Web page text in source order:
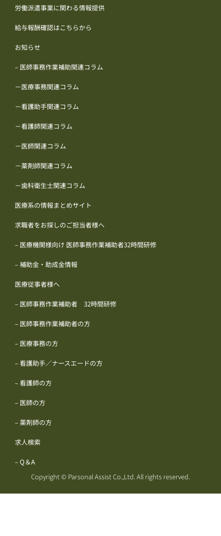
労働派遣事業に関わる情報提供
給与報酬確認はこちらから
お知らせ
– 医師事務作業補助関連コラム
－医療事務関連コラム
－看護助手関連コラム
－看護師関連コラム
－医師関連コラム
－薬剤師関連コラム
－歯科衛生士関連コラム
医療系の情報まとめサイト
求職者をお探しのご担当者様へ
– 医療機関様向け 医師事務作業補助者32時間研修
– 補助金・助成金情報
医療従事者様へ
– 医師事務作業補助者 32時間研修
– 医師事務作業補助者の方
– 医療事務の方
– 看護助手／ナースエードの方
– 看護師の方
– 医師の方
– 薬剤師の方
求人検索
– Q＆A
Copyright © Parsonal Assist Co.,Ltd. All rights reserved.